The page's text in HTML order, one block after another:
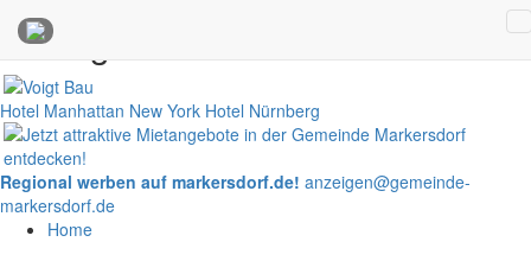
Anzeigen
Hotel Manhattan New York Hotel Nürnberg
Regional werben auf markersdorf.de! anzeigen@gemeinde-
markersdorf.de
Home